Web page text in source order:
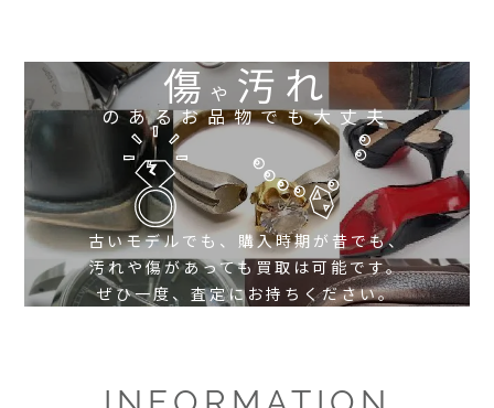
傷や 汚れ
のあるお品物でも大丈夫
古いモデルでも、購入時期が昔でも、
汚れや傷があっても買取は可能です。
ぜひ一度、査定にお持ちください。